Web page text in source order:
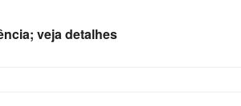
veja detalhes